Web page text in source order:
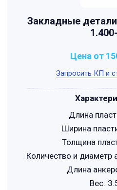
Закладные
Запросить КП и
Цена от
Длина
Ширина
Толщина
Количество и диаметр
Длина
Вес: